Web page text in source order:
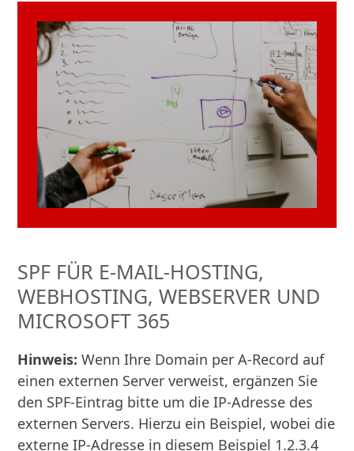
SPF FÜR E-MAIL-HOSTING,
WEBHOSTING, WEBSERVER UND
MICROSOFT 365
Hinweis: Wenn Ihre Domain per A-Record auf
einen externen Server verweist, ergänzen Sie
den SPF-Eintrag bitte um die IP-Adresse des
externen Servers. Hierzu ein Beispiel, wobei die
externe IP-Adresse in diesem Beispiel 1.2.3.4